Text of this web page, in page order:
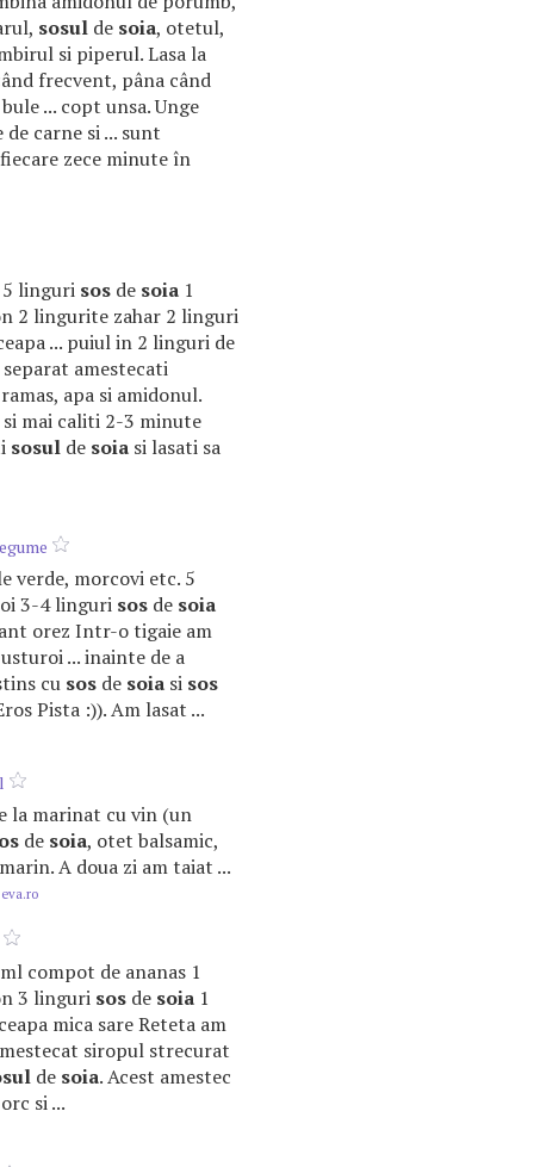
sosul de soia, otetul,
si piperul. Lasa la
frecvent, pâna când
... copt unsa. Unge
carne si ... sunt
zece minute în
5 linguri sos de soia 1
2 lingurite zahar 2 linguri
... puiul in 2 linguri de
amestecati
apa si amidonul.
mai caliti 2-3 minute
sosul de soia si lasati sa
verde, morcovi etc. 5
3-4 linguri sos de soia
orez Intr-o tigaie am
... inainte de a
cu sos de soia si sos
Pista :)). Am lasat ...
la marinat cu vin (un
de soia, otet balsamic,
A doua zi am taiat ...
compot de ananas 1
3 linguri sos de soia 1
mica sare Reteta am
siropul strecurat
de soia. Acest amestec
si ...